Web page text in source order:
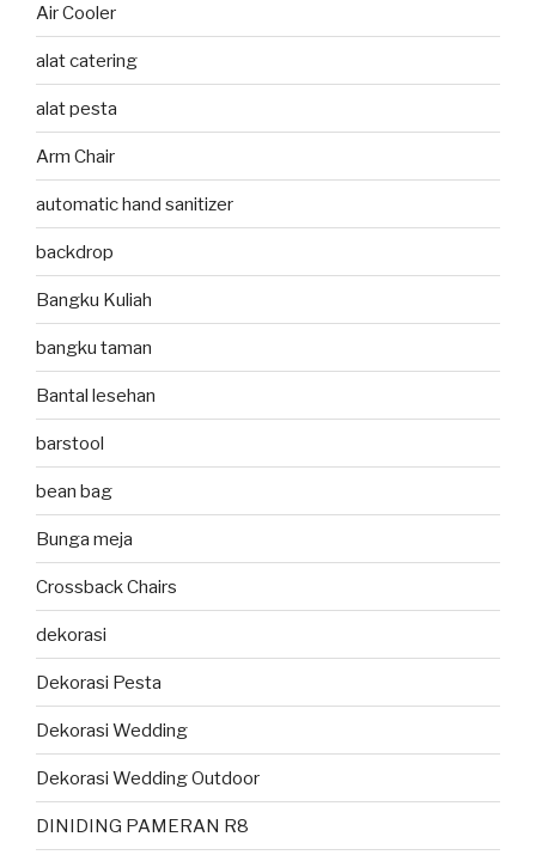
Air Cooler
alat catering
alat pesta
Arm Chair
automatic hand sanitizer
backdrop
Bangku Kuliah
bangku taman
Bantal lesehan
barstool
bean bag
Bunga meja
Crossback Chairs
dekorasi
Dekorasi Pesta
Dekorasi Wedding
Dekorasi Wedding Outdoor
DINIDING PAMERAN R8